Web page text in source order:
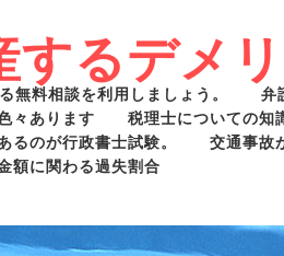
するデメ
無料相談を利用しましょう。
弁
々あります
税理士についての知
るのが行政書士試験。
交通事故
額に関わる過失割合